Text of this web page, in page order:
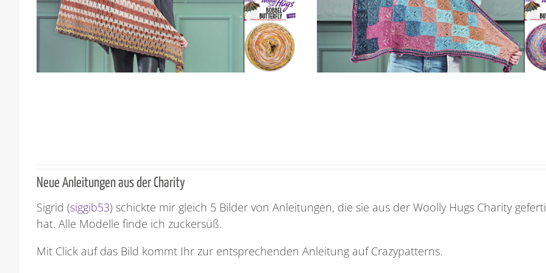
Neue Anleitungen aus der Charity
Sigrid (siggib53) schickte mir gleich 5 Bilder von Anleitungen, die sie aus der Woolly Hugs Charity
hat. Alle Modelle finde ich zuckersüß.
Mit Click auf das Bild kommt Ihr zur entsprechenden Anleitung auf Crazypatterns.